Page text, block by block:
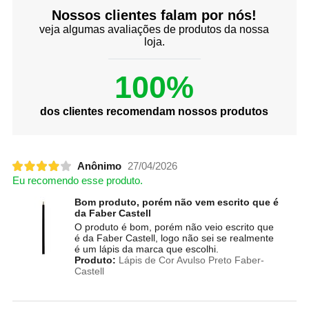
Nossos clientes falam por nós!
veja algumas avaliações de produtos da nossa
loja.
100%
dos clientes recomendam nossos produtos
Anônimo
27/04/2026
Eu recomendo esse produto.
Bom produto, porém não vem escrito que é
da Faber Castell
O produto é bom, porém não veio escrito que
é da Faber Castell, logo não sei se realmente
é um lápis da marca que escolhi.
Produto: Lápis de Cor Avulso Preto Faber-
Castell